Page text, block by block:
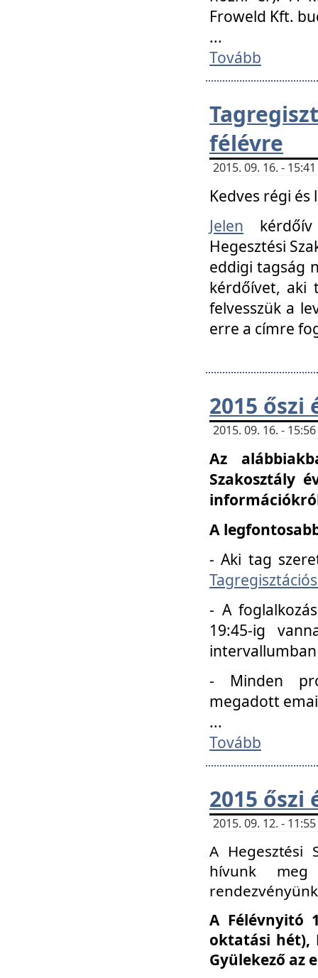
Froweld Kft.
...
Tovább
félévre
2015. 09. 16. -
Kedves régi
Jelen
Hegesztési
eddigi tagság
kérdőívet, aki
felvesszük a
erre a címre
2015 őszi
2015. 09. 16. -
Az
Szakosztály
A
- Aki tag
- A
19:45-ig
- Minden
megadott
...
Tovább
2015
2015. 09. 12. -
A Hegesztési
hívunk
A Félévnyitó
oktatási hét),
Gyülekező az